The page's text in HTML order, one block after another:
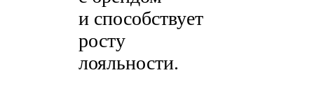
и способствует
росту
лояльности.